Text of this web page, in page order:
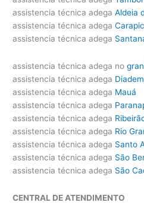
assistencia técnica adega Aldeia
assistencia técnica adega
assistencia técnica adega
assistencia técnica adega no
assistencia técnica adega
assistencia técnica adega Mauá
assistencia técnica adega
assistencia técnica adega
assistencia técnica adega Rio
assistencia técnica adega Santo
assistencia técnica adega São
assistencia técnica adega São
CENTRAL DE ATENDIMENTO